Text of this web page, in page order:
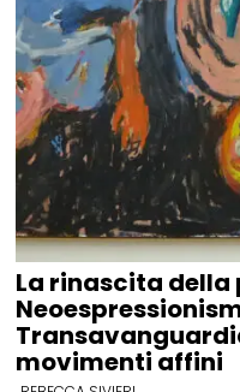
La rinascita
movimenti affini